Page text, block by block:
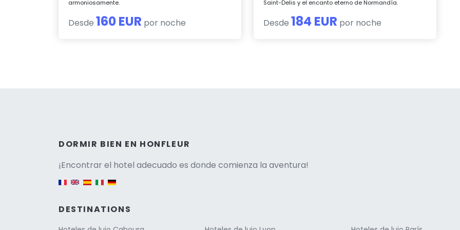
armoniosamente.
Desde 160 EUR por noche
Saint-Delis y el encanto eterno de Normandía.
Desde 184 EUR por noche
DORMIR BIEN EN HONFLEUR
¡Encontrar el hotel adecuado es donde comienza la aventura!
Versione italiana
DESTINATIONS